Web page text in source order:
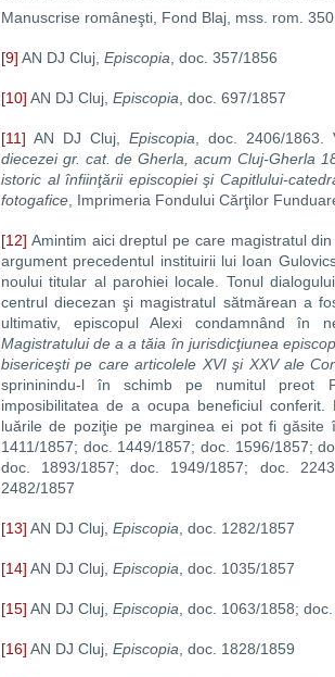
Manuscrise româneşti, Fond Blaj, mss. rom.
[9] AN DJ Cluj, Episcopia , doc. 357/1856
[10] AN DJ Cluj, Episcopia , doc. 697/1857
[11] AN DJ Cluj, Episcopia , doc. 2406/
diecezei gr. cat. de Gherla, acum Cluj-Gherla
istoric al înfiinţării episcopiei şi Capitlului-
fotogafice , Imprimeria Fondului Cărţilor
[12] Amintim aici dreptul pe care magistratul
argument precedentul instituirii lui Ioan
noului titular al parohiei locale. Tonul
centrul diecezan şi magistratul sătmărean a
ultimativ, episcopul Alexi condamnând în
Magistratului de a a tăia în jurisdicţiunea
bisericeşti pe care articolele XVI şi XXV ale
sprininindu-l în schimb pe numitul
imposibilitatea de a ocupa beneficiul
luările de poziţie pe marginea ei pot fi
1411/1857; doc. 1449/1857; doc. 1596/1857;
doc. 1893/1857; doc. 1949/1857; doc.
2482/1857
[13] AN DJ Cluj, Episcopia , doc. 1282/1857
[14] AN DJ Cluj, Episcopia , doc. 1035/1857
[15] AN DJ Cluj, Episcopia , doc. 1063/1858;
[16] AN DJ Cluj, Episcopia , doc. 1828/1859